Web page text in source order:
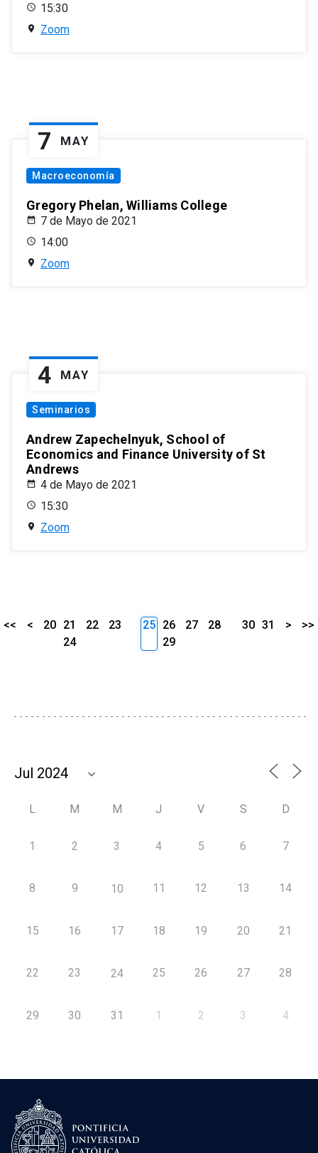
15:30
Zoom
7 MAY
Macroeconomía
Gregory Phelan, Williams College
7 de Mayo de 2021
14:00
Zoom
4 MAY
Seminarios
Andrew Zapechelnyuk, School of
Economics and Finance University of St
Andrews
4 de Mayo de 2021
15:30
Zoom
<< < 20 21 22
23
24
25 26 27
28
29
30 31 > >>
L M M J V S D
1 2 3 4 5 6 7
8 9 10 11 12 13 14
15 16 17 18 19 20 21
22 23 24 25 26 27 28
29 30 31 1 2 3 4